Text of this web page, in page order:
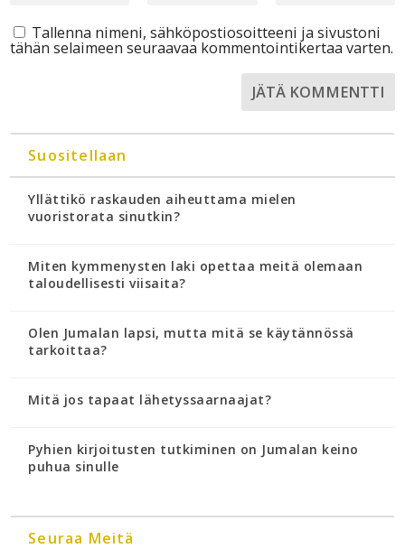
Tallenna nimeni, sähköpostiosoitteeni ja sivustoni
tähän selaimeen seuraavaa kommentointikertaa varten.
Suositellaan
Yllättikö raskauden aiheuttama mielen
vuoristorata sinutkin?
Miten kymmenysten laki opettaa meitä olemaan
taloudellisesti viisaita?
Olen Jumalan lapsi, mutta mitä se käytännössä
tarkoittaa?
Mitä jos tapaat lähetyssaarnaajat?
Pyhien kirjoitusten tutkiminen on Jumalan keino
puhua sinulle
Seuraa Meitä